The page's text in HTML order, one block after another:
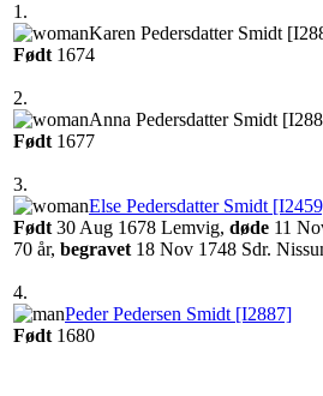
1.
‎Karen
Født ‎1674‎
2.
‎Anna Pedersdatter
Født ‎1677‎
3.
Else Pedersdatter Smidt‏‎
Født ‎30 Aug 1678 Lemvig, døde ‎11
70 år, begravet ‎18 Nov 1748 Sdr.
4.
Peder Pedersen Smidt‏‎ [I2887]
Født ‎1680‎